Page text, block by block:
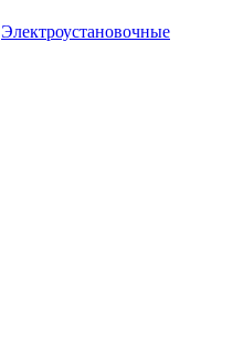
Электроустановочные